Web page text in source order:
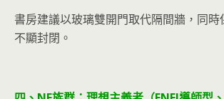
書房建議以玻璃雙開門取代隔間牆，同
不顯封閉。